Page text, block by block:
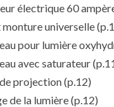
électrique 60
monture universelle
pour lumière
avec saturateur
projection(p.12)
de la lumière(p.12)